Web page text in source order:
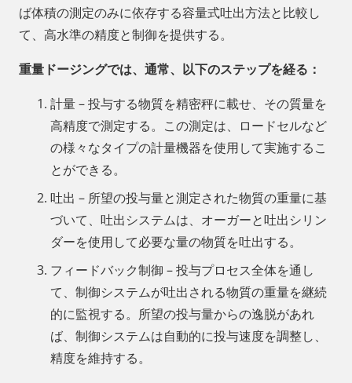
ば体積の測定のみに依存する容量式吐出方法と比較し
て、高水準の精度と制御を提供する。
重量ドージングでは、通常、以下のステップを経る：
計量 – 投与する物質を精密秤に載せ、その質量を
高精度で測定する。この測定は、ロードセルなど
の様々なタイプの計量機器を使用して実施するこ
とができる。
吐出 – 所望の投与量と測定された物質の重量に基
づいて、吐出システムは、オーガーと吐出シリン
ダーを使用して必要な量の物質を吐出する。
フィードバック制御 – 投与プロセス全体を通し
て、制御システムが吐出される物質の重量を継続
的に監視する。所望の投与量からの逸脱があれ
ば、制御システムは自動的に投与速度を調整し、
精度を維持する。